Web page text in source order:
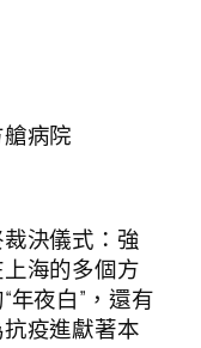
病院
決儀式：強
海的多個方
年夜白”，還有
疫進獻著本